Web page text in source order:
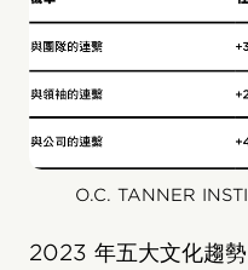
O.C. TANNER
2023 年五大文化趨